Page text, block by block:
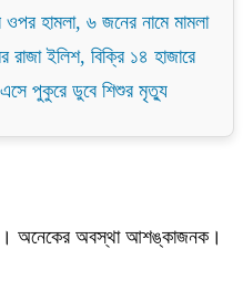
ওপর হামলা, ৬ জনের নামে মামলা
রাজা ইলিশ, বিক্রি ১৪ হাজারে
এসে পুকুরে ডুবে শিশুর মৃত্যু
অনেকের অবস্থা আশঙ্কাজনক।